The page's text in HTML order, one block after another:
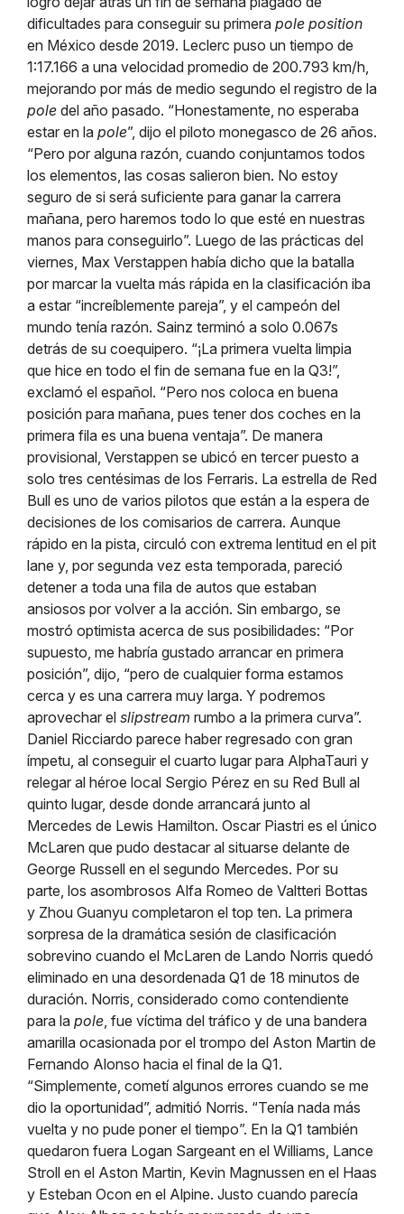
dificultades para conseguir su primera pole position
en México desde 2019. Leclerc puso un tiempo de
1:17.166 a una velocidad promedio de 200.793 km/h,
mejorando por más de medio segundo el registro de la
pole del año pasado. “Honestamente, no esperaba
estar en la pole”, dijo el piloto monegasco de 26 años.
“Pero por alguna razón, cuando conjuntamos todos
los elementos, las cosas salieron bien. No estoy
seguro de si será suficiente para ganar la carrera
mañana, pero haremos todo lo que esté en nuestras
manos para conseguirlo”. Luego de las prácticas del
viernes, Max Verstappen había dicho que la batalla
por marcar la vuelta más rápida en la clasificación iba
a estar “increíblemente pareja”, y el campeón del
mundo tenía razón. Sainz terminó a solo 0.067s
detrás de su coequipero. “¡La primera vuelta limpia
que hice en todo el fin de semana fue en la Q3!”,
exclamó el español. “Pero nos coloca en buena
posición para mañana, pues tener dos coches en la
primera fila es una buena ventaja”. De manera
provisional, Verstappen se ubicó en tercer puesto a
solo tres centésimas de los Ferraris. La estrella de Red
Bull es uno de varios pilotos que están a la espera de
decisiones de los comisarios de carrera. Aunque
rápido en la pista, circuló con extrema lentitud en el pit
lane y, por segunda vez esta temporada, pareció
detener a toda una fila de autos que estaban
ansiosos por volver a la acción. Sin embargo, se
mostró optimista acerca de sus posibilidades: “Por
supuesto, me habría gustado arrancar en primera
posición”, dijo, “pero de cualquier forma estamos
cerca y es una carrera muy larga. Y podremos
aprovechar el slipstream rumbo a la primera curva”.
Daniel Ricciardo parece haber regresado con gran
ímpetu, al conseguir el cuarto lugar para AlphaTauri y
relegar al héroe local Sergio Pérez en su Red Bull al
quinto lugar, desde donde arrancará junto al
Mercedes de Lewis Hamilton. Oscar Piastri es el único
McLaren que pudo destacar al situarse delante de
George Russell en el segundo Mercedes. Por su
parte, los asombrosos Alfa Romeo de Valtteri Bottas
y Zhou Guanyu completaron el top ten. La primera
sorpresa de la dramática sesión de clasificación
sobrevino cuando el McLaren de Lando Norris quedó
eliminado en una desordenada Q1 de 18 minutos de
duración. Norris, considerado como contendiente
para la pole, fue víctima del tráfico y de una bandera
amarilla ocasionada por el trompo del Aston Martin de
Fernando Alonso hacia el final de la Q1.
“Simplemente, cometí algunos errores cuando se me
dio la oportunidad”, admitió Norris. “Tenía nada más
vuelta y no pude poner el tiempo”. En la Q1 también
quedaron fuera Logan Sargeant en el Williams, Lance
Stroll en el Aston Martin, Kevin Magnussen en el Haas
y Esteban Ocon en el Alpine. Justo cuando parecía